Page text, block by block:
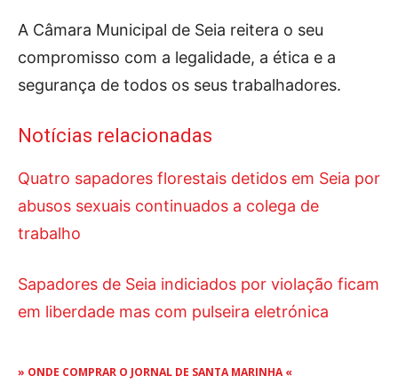
A Câmara Municipal de Seia reitera o seu
compromisso com a legalidade, a ética e a
segurança de todos os seus trabalhadores.
Notícias relacionadas
Quatro sapadores florestais detidos em Seia por
abusos sexuais continuados a colega de
trabalho
Sapadores de Seia indiciados por violação ficam
em liberdade mas com pulseira eletrónica
» ONDE COMPRAR O JORNAL DE SANTA MARINHA «